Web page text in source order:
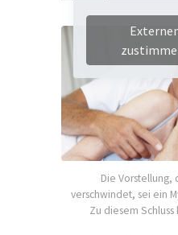
Die Vorstellung,
verschwindet, sei ein
Zu diesem